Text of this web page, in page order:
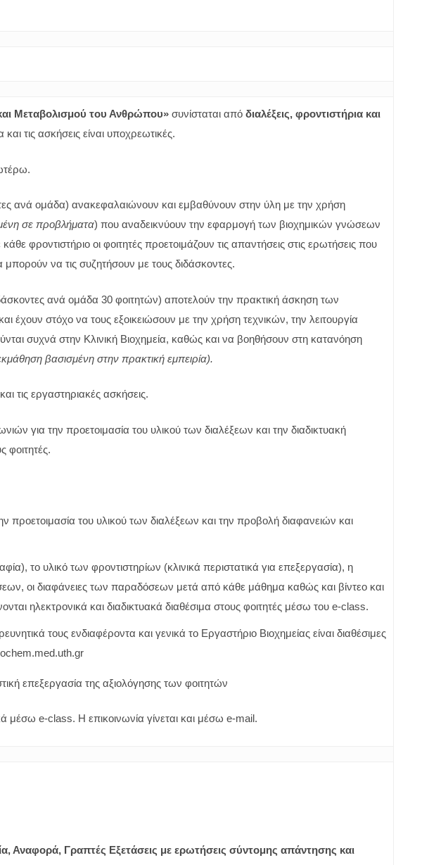
Μεταβολισμού του Ανθρώπου» συνίσταται από διαλέξεις, φροντιστήρια και
τις ασκήσεις είναι υποχρεωτικές.
ανά ομάδα) ανακεφαλαιώνουν και εμβαθύνουν στην ύλη με την χρήση
σε προβλήματα) που αναδεικνύουν την εφαρμογή των βιοχημικών γνώσεων
φροντιστήριο οι φοιτητές προετοιμάζουν τις απαντήσεις στις ερωτήσεις που
μπορούν να τις συζητήσουν με τους διδάσκοντες.
ανά ομάδα 30 φοιτητών) αποτελούν την πρακτική άσκηση των
έχουν στόχο να τους εξοικειώσουν με την χρήση τεχνικών, την λειτουργία
συχνά στην Κλινική Βιοχημεία, καθώς και να βοηθήσουν στη κατανόηση
βασισμένη στην πρακτική εμπειρία).
τις εργαστηριακές ασκήσεις.
για την προετοιμασία του υλικού των διαλέξεων και την διαδικτυακή
προετοιμασία του υλικού των διαλέξεων και την προβολή διαφανειών και
το υλικό των φροντιστηρίων (κλινικά περιστατικά για επεξεργασία), η
οι διαφάνειες των παραδόσεων μετά από κάθε μάθημα καθώς και βίντεο και
ηλεκτρονικά και διαδικτυακά διαθέσιμα στους φοιτητές μέσω του e-class.
τους ενδιαφέροντα και γενικά το Εργαστήριο Βιοχημείας είναι διαθέσιμες
επεξεργασία της αξιολόγησης των φοιτητών
μέσω e-class. Η επικοινωνία γίνεται και μέσω e-mail.
Αναφορά, Γραπτές Εξετάσεις με ερωτήσεις σύντομης απάντησης και